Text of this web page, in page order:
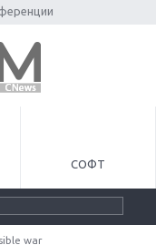
СОФТ
war